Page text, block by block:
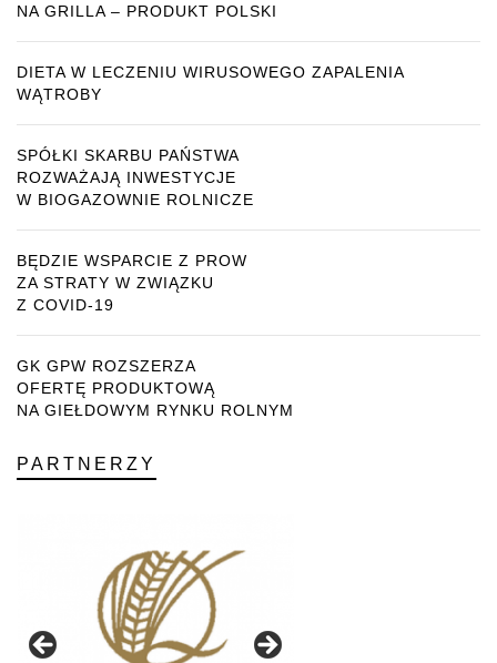
NA GRILLA – PRODUKT POLSKI
DIETA W LECZENIU WIRUSOWEGO ZAPALENIA
WĄTROBY
SPÓŁKI SKARBU PAŃSTWA
ROZWAŻAJĄ INWESTYCJE
W BIOGAZOWNIE ROLNICZE
BĘDZIE WSPARCIE Z PROW
ZA STRATY W ZWIĄZKU
Z COVID-19
GK GPW ROZSZERZA
OFERTĘ PRODUKTOWĄ
NA GIEŁDOWYM RYNKU ROLNYM
PARTNERZY